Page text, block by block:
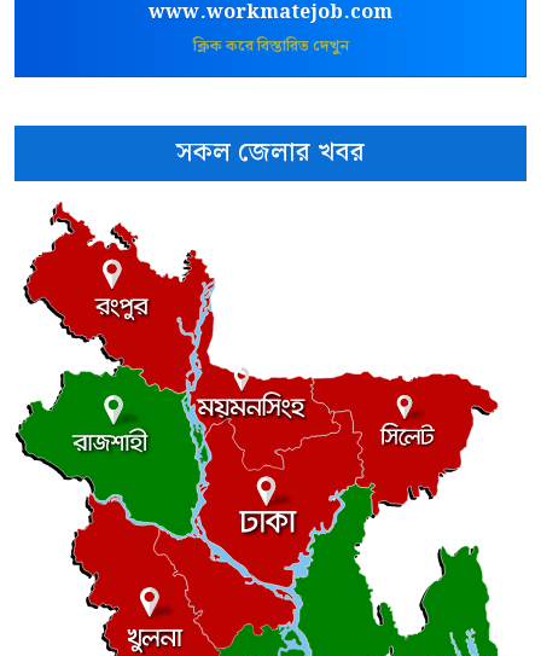
www.workmatejob.com
ক্লিক করে বিস্তারিত দেখুন
সকল জেলার খবর